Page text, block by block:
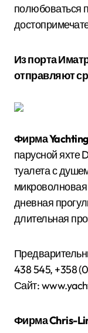
полюбоваться
Из порта
отправляют
Фирма
парусной яхте
туалета с
дневная
длительная
438 545, +358
Сайт:
Фирма Chris-